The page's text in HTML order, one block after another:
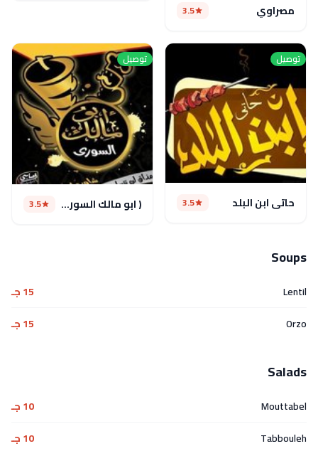
مصراوي 3.5
توصيل
حاتى ابن البلد 3.5
توصيل
( ابو مالك السوري ( مغلق مؤقتا 3.5
Soups
Lentil
15 جـ
Orzo
15 جـ
Salads
Mouttabel
10 جـ
Tabbouleh
10 جـ